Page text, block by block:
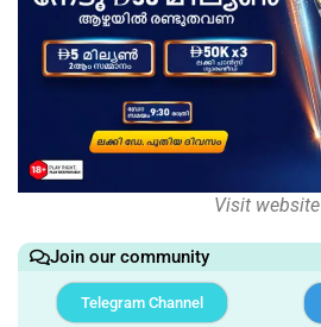
Visit website
Join our community
Telegram Channel